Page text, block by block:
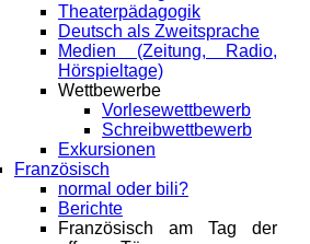
Theaterpädagogik
Deutsch als Zweitsprache
Medien (Zeitung, Radio,
Hörspieltage)
Wettbewerbe
Vorlesewettbewerb
Schreibwettbewerb
Exkursionen
Französisch
normal oder bili?
Berichte
Französisch am Tag der